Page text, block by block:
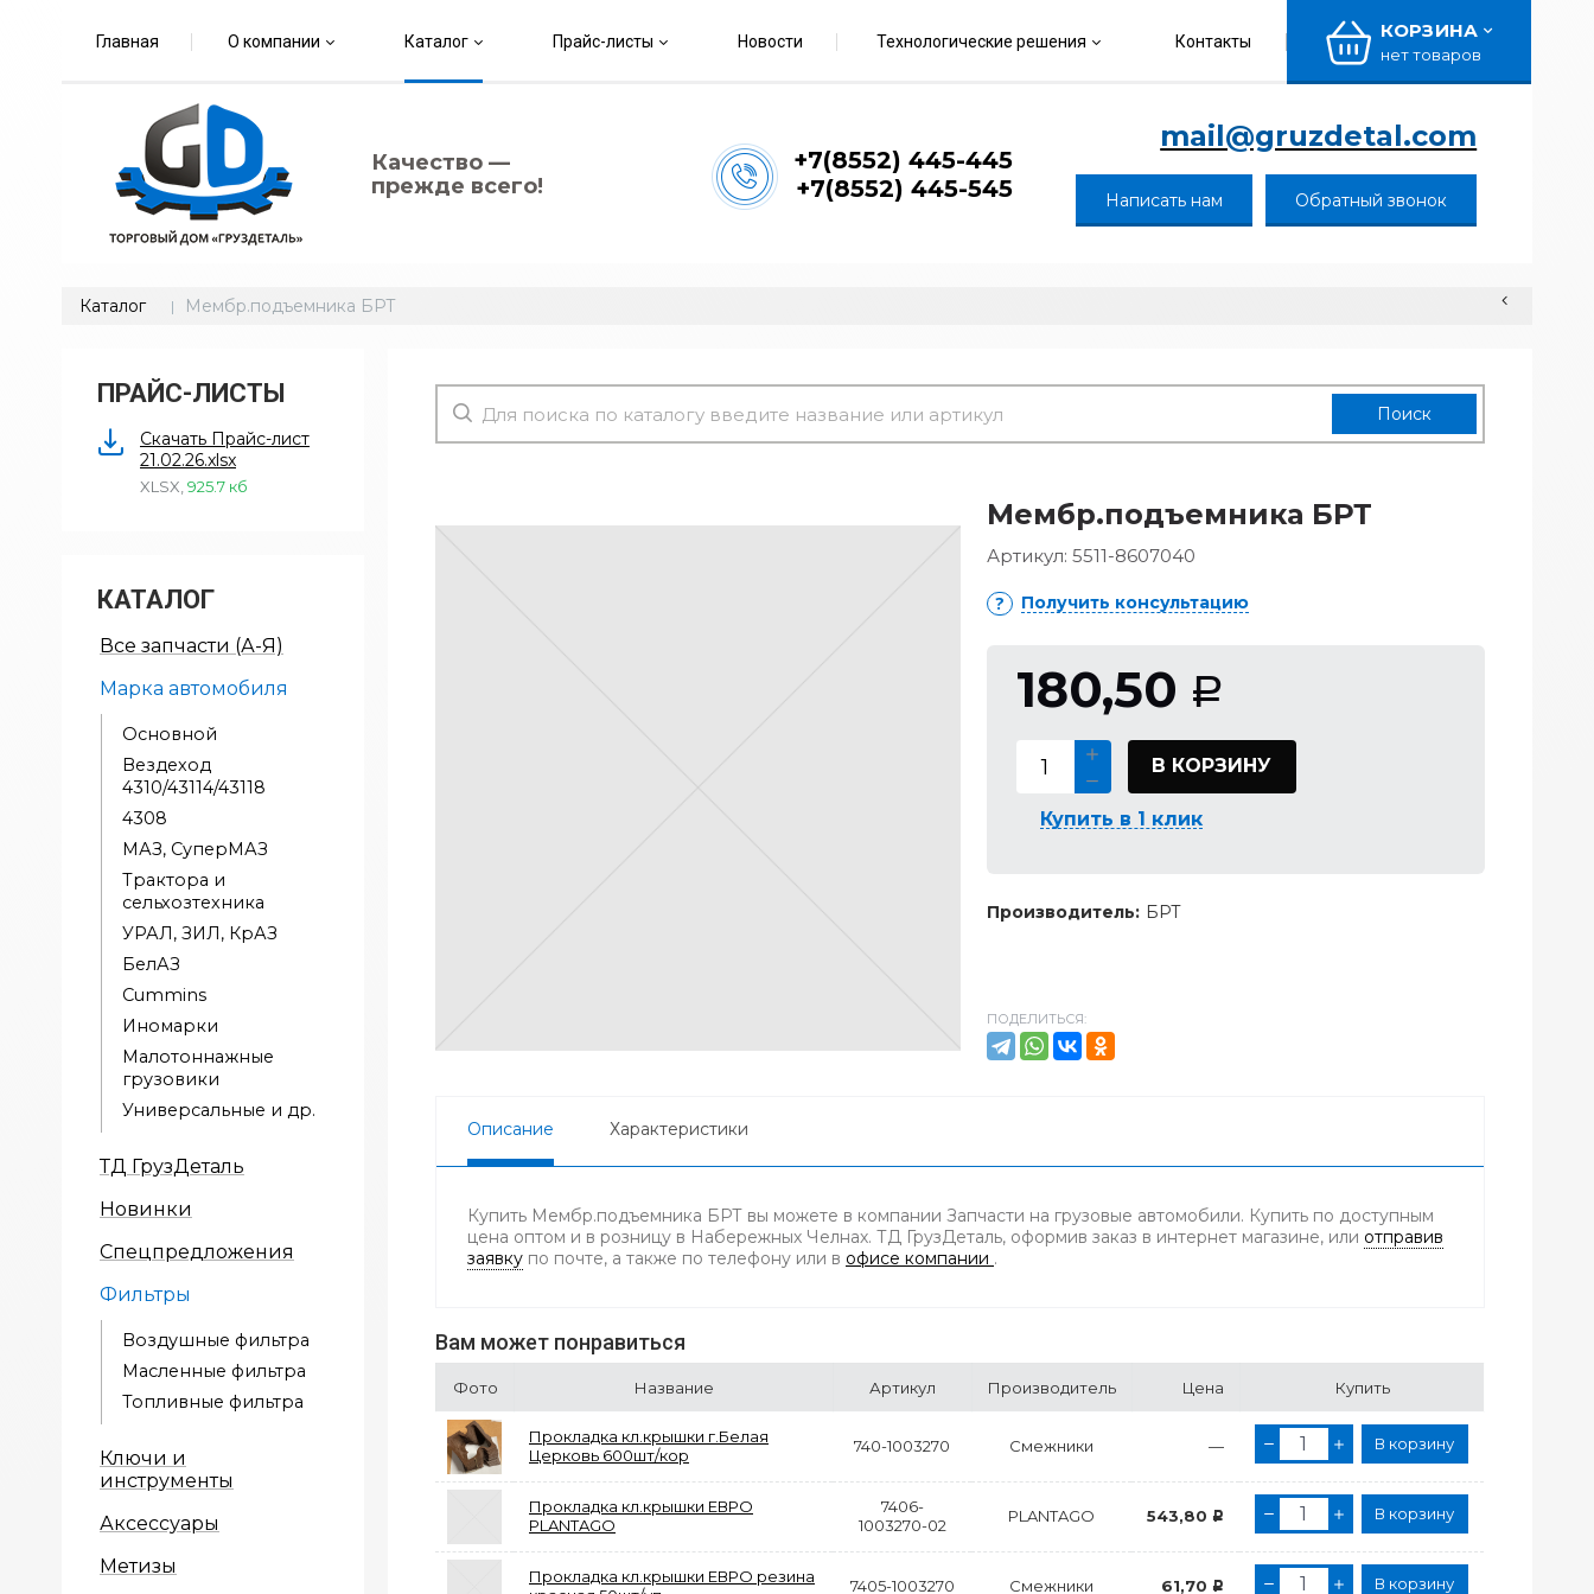
Главная О компании Каталог Прайс-листы Новости Технологические решения Контакты КОРЗИНА
нет товаров
Качество —
прежде всего!
+7(8552) 445-445
+7(8552) 445-545
mail@gruzdetal.com
Написать нам Обратный звонок
Каталог Мембр.подъемника БРТ
ПРАЙС-ЛИСТЫ
Скачать Прайс-лист
21.02.26.xlsx
XLSX 925.7 кб
КАТАЛОГ
Все запчасти (А-Я)
Марка автомобиля
Основной
Вездеход
4310/43114/43118
4308
МАЗ, СуперМАЗ
Трактора и
сельхозтехника
УРАЛ, ЗИЛ, КрАЗ
БелАЗ
Cummins
Иномарки
Малотоннажные
грузовики
Универсальные и др.
ТД ГрузДеталь
Новинки
Спецпредложения
Фильтры
Воздушные фильтра
Масленные фильтра
Топливные фильтра
Ключи и
инструменты
Аксессуары
Метизы
Мембр.подъемника БРТ
Артикул: 5511-8607040
Получить консультацию
180,50 Р
В КОРЗИНУ
Купить в 1 клик
Производитель: БРТ
ПОДЕЛИТЬСЯ:
Описание Характеристики
Купить Мембр.подъемника БРТ вы можете в компании Запчасти на грузовые автомобили. Купить по доступным
цена оптом и в розницу в Набережных Челнах. ТД ГрузДеталь, оформив заказ в интернет магазине, или отправив
заявку по почте, а также по телефону или в офисе компании .
Вам может понравиться
Фото Название Артикул Производитель Цена Купить
Прокладка кл.крышки г.Белая
Церковь 600шт/кор
740-1003270 Смежники — В корзину
Прокладка кл.крышки ЕВРО
PLANTAGO
7406-
1003270-02
PLANTAGO 543,80 Р В корзину
Прокладка кл.крышки ЕВРО резина
7405-1003270 Смежники 61,70 Р В корзину